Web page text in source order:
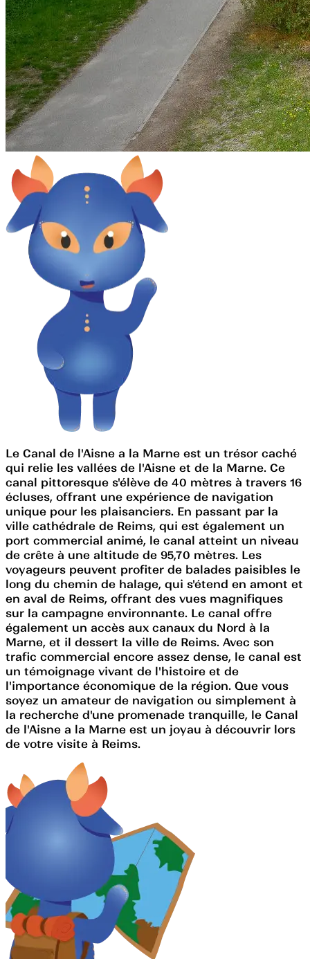
Le Canal de l'Aisne a la Marne est un trésor caché
qui relie les vallées de l'Aisne et de la Marne. Ce
canal pittoresque s'élève de 40 mètres à travers 16
écluses, offrant une expérience de navigation
unique pour les plaisanciers. En passant par la
ville cathédrale de Reims, qui est également un
port commercial animé, le canal atteint un niveau
de crête à une altitude de 95,70 mètres. Les
voyageurs peuvent profiter de balades paisibles le
long du chemin de halage, qui s'étend en amont et
en aval de Reims, offrant des vues magnifiques
sur la campagne environnante. Le canal offre
également un accès aux canaux du Nord à la
Marne, et il dessert la ville de Reims. Avec son
trafic commercial encore assez dense, le canal est
un témoignage vivant de l'histoire et de
l'importance économique de la région. Que vous
soyez un amateur de navigation ou simplement à
la recherche d'une promenade tranquille, le Canal
de l'Aisne a la Marne est un joyau à découvrir lors
de votre visite à Reims.